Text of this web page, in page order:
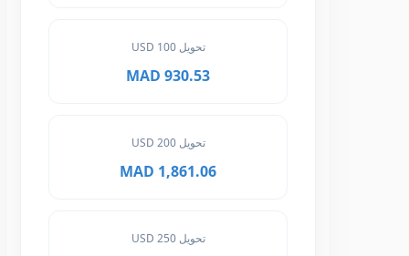
تحويل 100 USD
930.53 MAD
تحويل 200 USD
1,861.06 MAD
تحويل 250 USD